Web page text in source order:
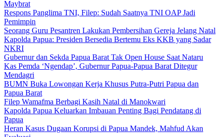
Maybrat
Respons Panglima TNI, Filep: Sudah Saatnya TNI OAP Jadi
Pemimpin
Seorang Guru Pesantren Lakukan Pembersihan Gereja Jelang Natal
Kapolda Papua: Presiden Bersedia Bertemu Eks KKB yang Sadar
NKRI
Gubernur dan Sekda Papua Barat Tak Open House Saat Nataru
Kas Pemda ‘Ngendap’, Gubernur Papua-Papua Barat Ditegur
Mendagri
BUMN Buka Lowongan Kerja Khusus Putra-Putri Papua dan
Papua Barat
Filep Wamafma Berbagi Kasih Natal di Manokwari
Kapolda Papua Keluarkan Imbauan Penting Bagi Pendatang di
Papua
Heran Kasus Dugaan Korupsi di Papua Mandek, Mahfud Akan